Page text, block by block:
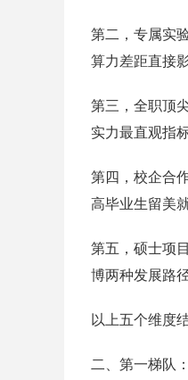
第二，专属实
算力差距直接
第三，全职顶
实力最直观指标
第四，校企合
高毕业生留美
第五，硕士项
博两种发展路径
以上五个维度
二、第一梯队